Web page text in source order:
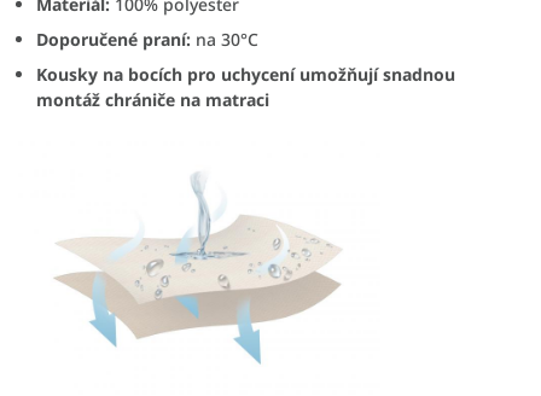
Doporučené praní: na 30°C
Kousky na bocích pro uchycení umožňují snadnou
montáž chrániče na matraci